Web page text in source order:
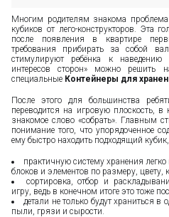
Многим родителям знакома
кубиков от лего-конструкторов. Эта
после появления в квартире
требования прибирать за собой
стимулируют ребёнка к
интересов сторон» можно решить
специальные Контейнеры для
После этого для большинства
переводится на игровую плоскость,
знакомое слово «собрать». Главным
понимание того, что упорядоченное
ему быстро находить подходящий кубик,
практичную систему хранения
блоков и элементов по размеру, цвету,
сортировка, отбор и
игру, ведь в конечном итоге это тоже
детали не только будут храниться в
пыли, грязи и сырости.